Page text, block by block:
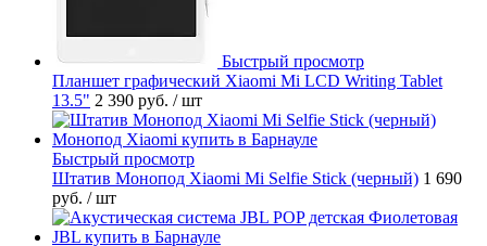
Быстрый просмотр
Планшет графический Xiaomi Mi LCD Writing Tablet
13.5" 2 390 руб. / шт
Быстрый просмотр
Штатив Монопод Xiaomi Mi Selfie Stick (черный) 1 690
руб. / шт